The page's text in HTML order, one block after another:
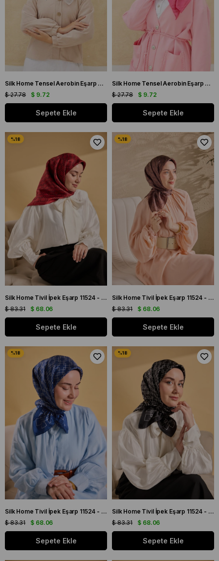
Silk Home Tensel Aerobin Eşarp 03036 Taş Düz Renk
$ 9.72
$ 27.78
Sepete Ekle
Silk Home Tensel Aerobin Eşarp 03038 Fuşya Pembe Düz Renk
$ 9.72
$ 27.78
Sepete Ekle
Silk Home Tivil İpek Eşarp 11524 - 08 Bordo - Siyah Geometrik Desen
$ 68.06
$ 83.31
Sepete Ekle
Silk Home Tivil İpek Eşarp 11524 - 10 Acı Kahve - Siyah Geometrik Desen
$ 68.06
$ 83.31
Sepete Ekle
Silk Home Tivil İpek Eşarp 11524 - 04 Lacivert - Beyaz Geometrik Desen
$ 68.06
$ 83.31
Sepete Ekle
Silk Home Tivil İpek Eşarp 11524 - 01 Siyah - Beyaz Geometrik Desen
$ 68.06
$ 83.31
Sepete Ekle